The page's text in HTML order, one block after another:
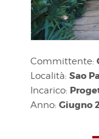
Committente:
Località: Sao
Incarico:
Anno: Giugno